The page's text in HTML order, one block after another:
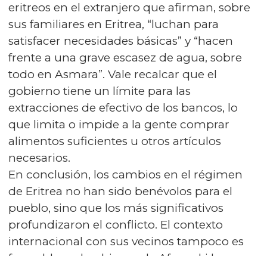
eritreos en el extranjero que afirman, sobre
sus familiares en Eritrea, “luchan para
satisfacer necesidades básicas” y “hacen
frente a una grave escasez de agua, sobre
todo en Asmara”. Vale recalcar que el
gobierno tiene un límite para las
extracciones de efectivo de los bancos, lo
que limita o impide a la gente comprar
alimentos suficientes u otros artículos
necesarios.
En conclusión, los cambios en el régimen
de Eritrea no han sido benévolos para el
pueblo, sino que los más significativos
profundizaron el conflicto. El contexto
internacional con sus vecinos tampoco es